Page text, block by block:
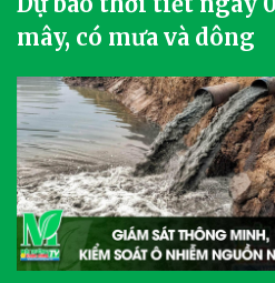
mây, có mưa và dông